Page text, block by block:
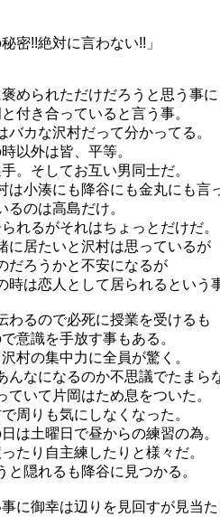
密!!絶対に言わない!!」
められただけだろうと思う事に
付き合っていると言う事。
カな沢村だって分かってる。
以外は皆、平等。
。そしてお互い男同士だ。
小湊にも降谷にも金丸にも言
るのは高島だけ。
れるがそれはちょっとだけだ。
に居たいと沢村は思っているが
だろうかと不安になるが
は恋人として居られるという
わるので必死に授業を受けるも
意識を手放す事もある。
村の集中力に全員が驚く。
んなになるのか不思議でたまら
いて片岡はため息をついた。
周りも気にしなくなった。
は土曜日で昼からの練習の為。
たり自主練したりと様々だ。
隠れるも降谷に見つかる。
に御幸は辺りを見回すが見当た